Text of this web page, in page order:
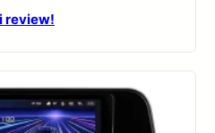
review!